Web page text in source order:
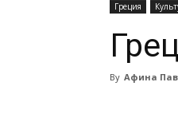
Греция
By Афина